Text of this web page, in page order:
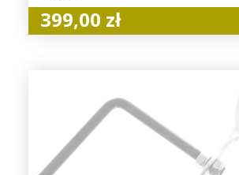
399,00 zł